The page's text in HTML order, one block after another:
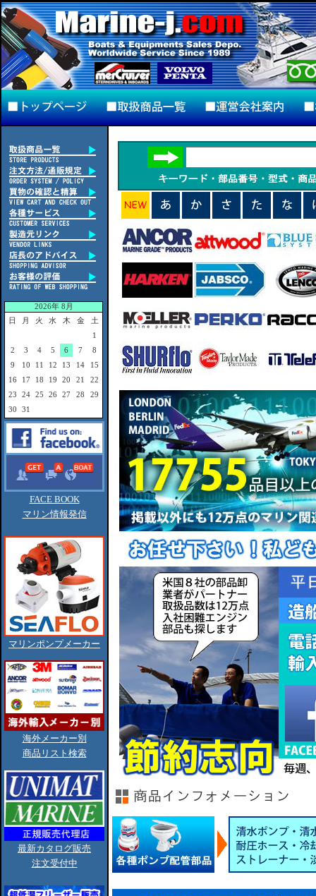
2026年 8月
日
月 火 水 木 金
土
1
2
3 4 5 6 7
8
9
10 11 12 13 14
15
16
17 18 19 20 21
22
23
24 25 26 27 28
29
30
31
FACE BOOK
マリン情報発信
マリンポンプメーカー
海外メーカー別
商品リスト検索
最新カタログ販売
注文受付中